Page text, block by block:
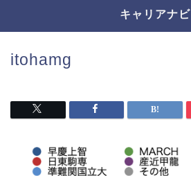
キャリアナビ
itohamg